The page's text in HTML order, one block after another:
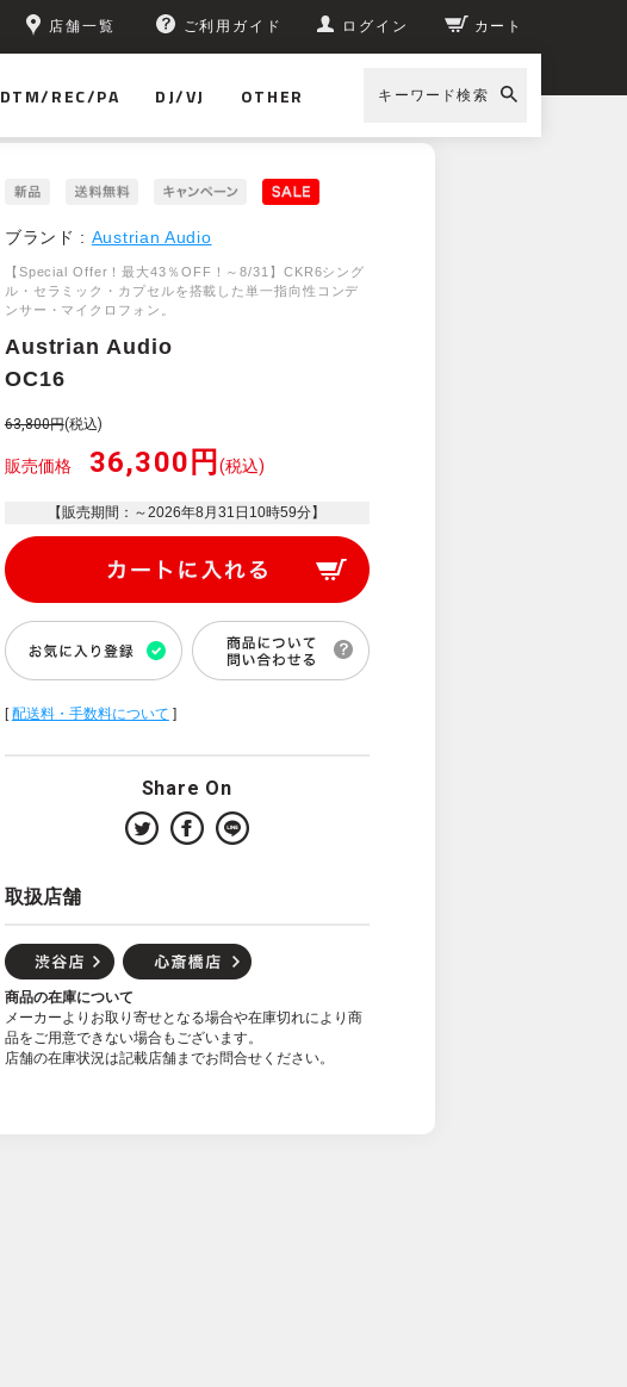
店舗一覧 ご利用ガイド ログイン カート
DTM/REC/PA DJ/VJ OTHER キーワード検索
ブランド : Austrian Audio
【Special Offer！最大43％OFF！～8/31】CKR6シング
ル・セラミック・カプセルを搭載した単一指向性コンデ
ンサー・マイクロフォン。
Austrian Audio
OC16
63,800円(税込)
販売価格 36,300円(税込)
【販売期間：～2026年8月31日10時59分】
[配送料・手数料について ]
Share On
取扱店舗
商品の在庫について
メーカーよりお取り寄せとなる場合や在庫切れにより商
品をご用意できない場合もございます。
店舗の在庫状況は記載店舗までお問合せください。